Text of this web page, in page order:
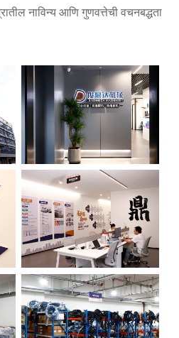
नाविन्य आणि गुणवत्तेची वचनबद्धता